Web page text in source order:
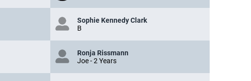
Sophie Kennedy Clark
B
Ronja Rissmann
Joe - 2 Years